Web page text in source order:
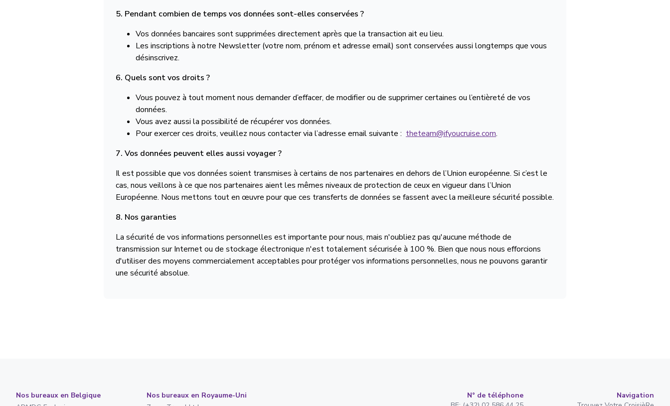
5. Pendant combien de temps vos données sont-elles conservées ?
Vos données bancaires sont supprimées directement après que la transaction ait eu lieu.
Les inscriptions à notre Newsletter (votre nom, prénom et adresse email) sont conservées aussi longtemps que vous
désinscrivez.
6. Quels sont vos droits ?
Vous pouvez à tout moment nous demander d’effacer, de modifier ou de supprimer certaines ou l’entièreté de vos
données.
Vous avez aussi la possibilité de récupérer vos données.
Pour exercer ces droits, veuillez nous contacter via l’adresse email suivante : theteam@ifyoucruise.com.
7. Vos données peuvent elles aussi voyager ?
Il est possible que vos données soient transmises à certains de nos partenaires en dehors de l’Union européenne. Si c’est le
cas, nous veillons à ce que nos partenaires aient les mêmes niveaux de protection de ceux en vigueur dans l’Union
Européenne. Nous mettons tout en œuvre pour que ces transferts de données se fassent avec la meilleure sécurité possible.
8. Nos garanties
La sécurité de vos informations personnelles est importante pour nous, mais n'oubliez pas qu'aucune méthode de
transmission sur Internet ou de stockage électronique n'est totalement sécurisée à 100 %. Bien que nous nous efforcions
d'utiliser des moyens commercialement acceptables pour protéger vos informations personnelles, nous ne pouvons garantir
une sécurité absolue.
Nos bureaux en Belgique
Nos bureaux en Royaume-Uni
N° de téléphone
Navigation